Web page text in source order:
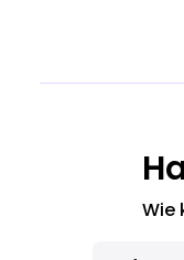
Alle Werkzeuge
Notebook
Wie